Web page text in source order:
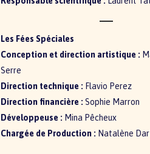
Les Fées Spéciales
Conception et direction artistique :
Serre
Direction technique : Flavio Perez
Direction financière :Sophie Marron
Développeuse : Mina Pêcheux
Chargée de Production : Natalène